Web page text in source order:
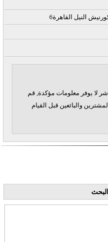
النيل القاهرة
لا يوفر معلومات مؤكدة, قم
والبائعين قبل القيام